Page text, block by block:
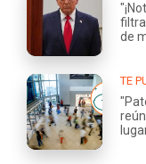
de
TE